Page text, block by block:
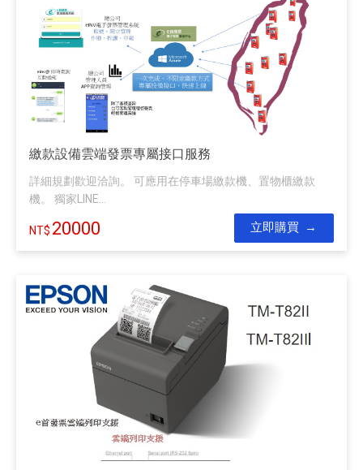
繳款設備雲端發票專屬接口服務
詳細規劃歡迎洽詢。 可應用在停車場繳款機、置物櫃繳款
機。 獨家LINE...
20000 立即購買